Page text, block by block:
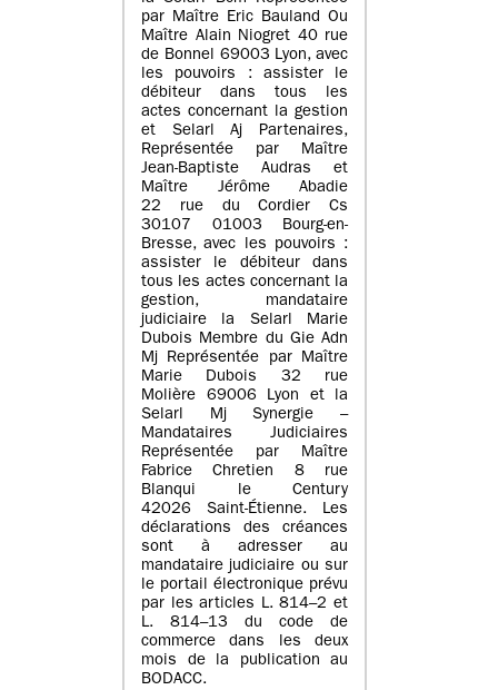
par Maître Eric Bauland Ou
Maître Alain Niogret 40 rue
de Bonnel 69003 Lyon, avec
les pouvoirs : assister le
débiteur dans tous les
actes concernant la gestion
et Selarl Aj Partenaires,
Représentée par Maître
Jean-Baptiste Audras et
Maître Jérôme Abadie
22 rue du Cordier Cs
30107 01003 Bourg-en-
Bresse, avec les pouvoirs :
assister le débiteur dans
tous les actes concernant la
gestion, mandataire
judiciaire la Selarl Marie
Dubois Membre du Gie Adn
Mj Représentée par Maître
Marie Dubois 32 rue
Molière 69006 Lyon et la
Selarl Mj Synergie –
Mandataires Judiciaires
Représentée par Maître
Fabrice Chretien 8 rue
Blanqui le Century
42026 Saint-Étienne. Les
déclarations des créances
sont à adresser au
mandataire judiciaire ou sur
le portail électronique prévu
par les articles L. 814–2 et
L. 814–13 du code de
commerce dans les deux
mois de la publication au
BODACC.